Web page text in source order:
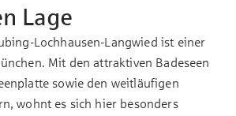
Lage
Lochhausen-Langwied ist einer
Mit den attraktiven Badeseen
sowie den weitläufigen
wohnt es sich hier besonders